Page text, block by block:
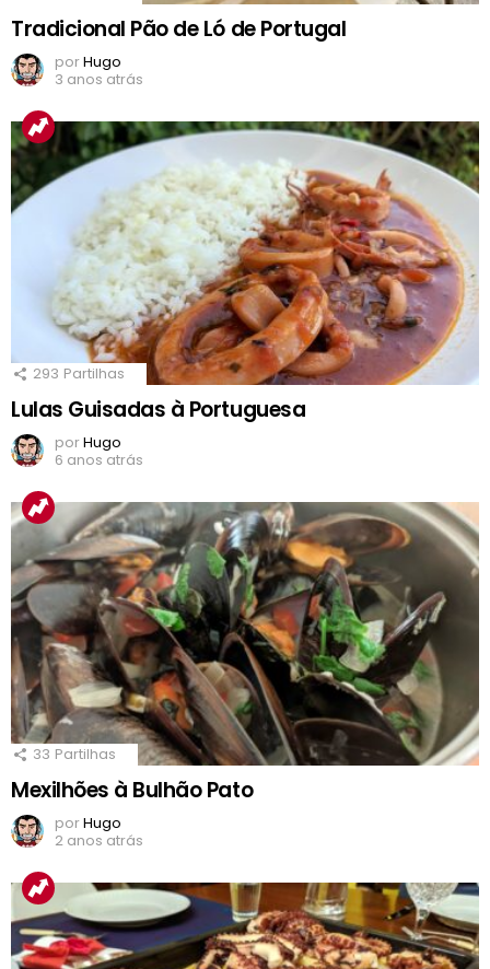
Tradicional Pão de Ló de Portugal
porHugo
3 anos atrás
293 Partilhas
Lulas Guisadas à Portuguesa
porHugo
6 anos atrás
33 Partilhas
Mexilhões à Bulhão Pato
porHugo
2 anos atrás